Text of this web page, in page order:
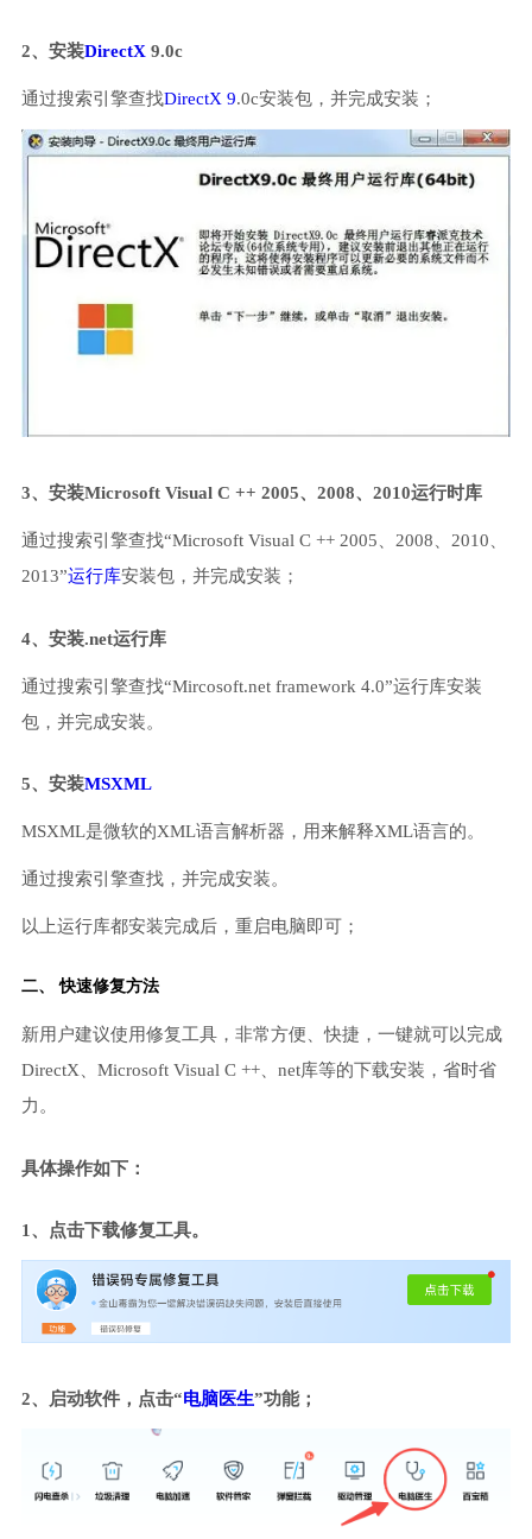
2、安装DirectX 9.0c
通过搜索引擎查找DirectX 9.0c安装包，并完成安装；
3、安装Microsoft Visual C ++ 2005、2008、2010运行时库
通过搜索引擎查找“Microsoft Visual C ++ 2005、2008、2010、
2013”运行库安装包，并完成安装；
4、安装.net运行库
通过搜索引擎查找“Mircosoft.net framework 4.0”运行库安装
包，并完成安装。
5、安装MSXML
MSXML是微软的XML语言解析器，用来解释XML语言的。
通过搜索引擎查找，并完成安装。
以上运行库都安装完成后，重启电脑即可；
二、 快速修复方法
新用户建议使用修复工具，非常方便、快捷，一键就可以完成
DirectX、Microsoft Visual C ++、net库等的下载安装，省时省
力。
具体操作如下：
1、点击下载修复工具。
2、启动软件，点击“电脑医生”功能；